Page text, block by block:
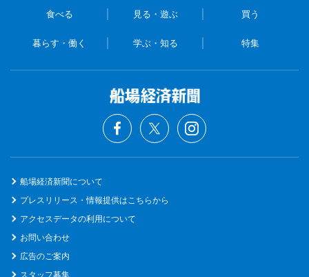
食べる 見る・遊ぶ 買う
暮らす・働く 学ぶ・知る 特集
船場経済新聞について
プレスリリース・情報提供はこちらから
アクセスデータの利用について
お問い合わせ
広告のご案内
スタッフ募集